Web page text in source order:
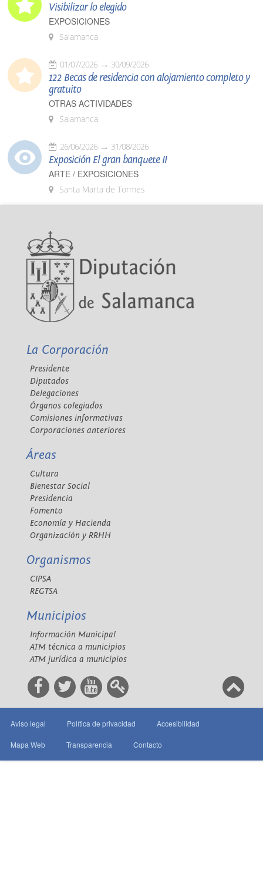
Visibilizar lo elegido
EXPOSICIONES
Salamanca
01/07/2026 30/09/2026
122 Becas de residencia con alojamiento completo y
gratuito
OTRAS ACTIVIDADES
Salamanca
26/06/2026 31/08/2026
Exposición El gran banquete II
ARTE / EXPOSICIONES
Santa Marta de Tormes
La Corporación
Presidente
Diputados
Delegaciones
Órganos colegiados
Comisiones informativas
Corporaciones anteriores
Áreas
Cultura
Bienestar Social
Presidencia
Fomento
Economía y Hacienda
Organización y RRHH
Organismos
CIPSA
REGTSA
Municipios
Información Municipal
ATM técnica a municipios
ATM jurídica a municipios
Aviso legal Política de privacidad Accesibilidad
Mapa Web Transparencia Contacto